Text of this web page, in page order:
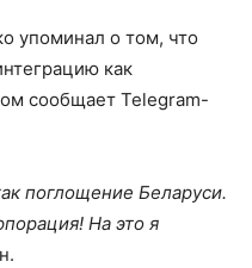
упоминал о том, что
как
сообщает Telegram-
поглощение Беларуси.
На это я